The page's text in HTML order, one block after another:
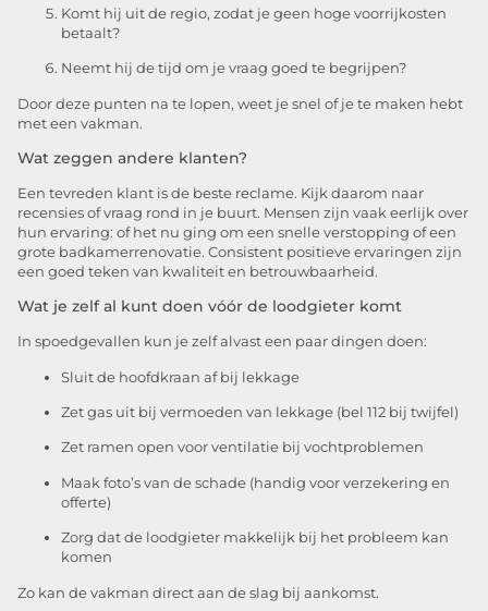
Komt hij uit de regio, zodat je geen hoge voorrijkosten
betaalt?
Neemt hij de tijd om je vraag goed te begrijpen?
Door deze punten na te lopen, weet je snel of je te maken hebt
met een vakman.
Wat zeggen andere klanten?
Een tevreden klant is de beste reclame. Kijk daarom naar
recensies of vraag rond in je buurt. Mensen zijn vaak eerlijk over
hun ervaring: of het nu ging om een snelle verstopping of een
grote badkamerrenovatie. Consistent positieve ervaringen zijn
een goed teken van kwaliteit en betrouwbaarheid.
Wat je zelf al kunt doen vóór de loodgieter komt
In spoedgevallen kun je zelf alvast een paar dingen doen:
Sluit de hoofdkraan af bij lekkage
Zet gas uit bij vermoeden van lekkage (bel 112 bij twijfel)
Zet ramen open voor ventilatie bij vochtproblemen
Maak foto’s van de schade (handig voor verzekering en
offerte)
Zorg dat de loodgieter makkelijk bij het probleem kan
komen
Zo kan de vakman direct aan de slag bij aankomst.